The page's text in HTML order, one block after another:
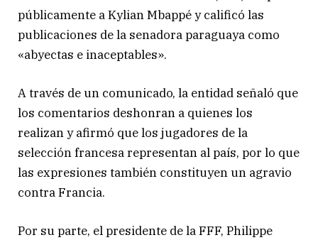
públicamente a Kylian Mbappé y calificó las
publicaciones de la senadora paraguaya como
«abyectas e inaceptables».
A través de un comunicado, la entidad señaló que
los comentarios deshonran a quienes los
realizan y afirmó que los jugadores de la
selección francesa representan al país, por lo que
las expresiones también constituyen un agravio
contra Francia.
Por su parte, el presidente de la FFF, Philippe